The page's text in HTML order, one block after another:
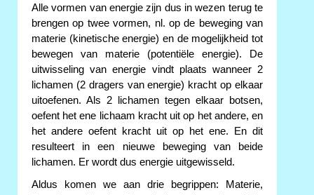
Alle vormen van energie zijn dus in wezen terug te
brengen op twee vormen, nl. op de beweging van
materie (kinetische energie) en de mogelijkheid tot
bewegen van materie (potentiële energie). De
uitwisseling van energie vindt plaats wanneer 2
lichamen (2 dragers van energie) kracht op elkaar
uitoefenen. Als 2 lichamen tegen elkaar botsen,
oefent het ene lichaam kracht uit op het andere, en
het andere oefent kracht uit op het ene. En dit
resulteert in een nieuwe beweging van beide
lichamen. Er wordt dus energie uitgewisseld.
Aldus komen we aan drie begrippen: Materie,